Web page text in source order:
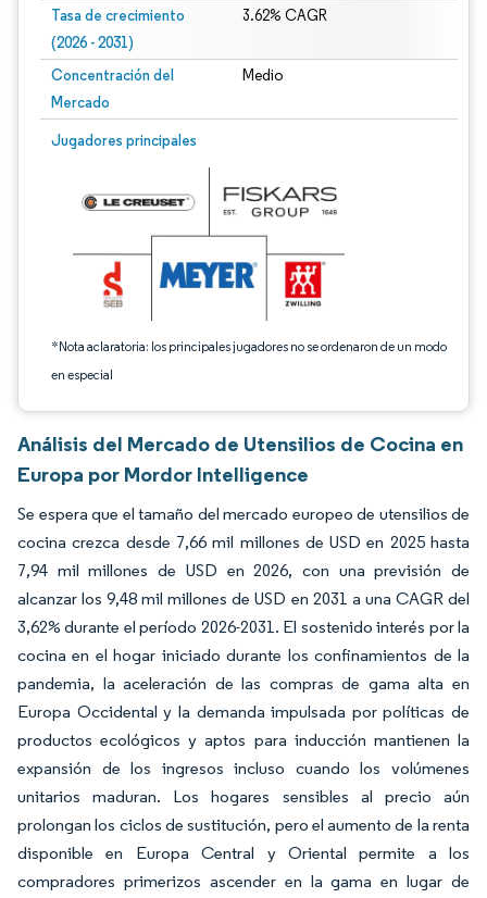
Tasa de crecimiento
(2026 - 2031)
3.62% CAGR
Concentración del
Mercado
Medio
Jugadores principales
*Nota aclaratoria: los principales jugadores no se ordenaron de un modo
en especial
Imagen © Mordor Intelligence. El uso requiere atribución según CC BY 4.0.
Análisis del Mercado de Utensilios de Cocina en
Europa por Mordor Intelligence
Se espera que el tamaño del mercado europeo de utensilios de
cocina crezca desde 7,66 mil millones de USD en 2025 hasta
7,94 mil millones de USD en 2026, con una previsión de
alcanzar los 9,48 mil millones de USD en 2031 a una CAGR del
3,62% durante el período 2026-2031. El sostenido interés por la
cocina en el hogar iniciado durante los confinamientos de la
pandemia, la aceleración de las compras de gama alta en
Europa Occidental y la demanda impulsada por políticas de
productos ecológicos y aptos para inducción mantienen la
expansión de los ingresos incluso cuando los volúmenes
unitarios maduran. Los hogares sensibles al precio aún
prolongan los ciclos de sustitución, pero el aumento de la renta
disponible en Europa Central y Oriental permite a los
compradores primerizos ascender en la gama en lugar de